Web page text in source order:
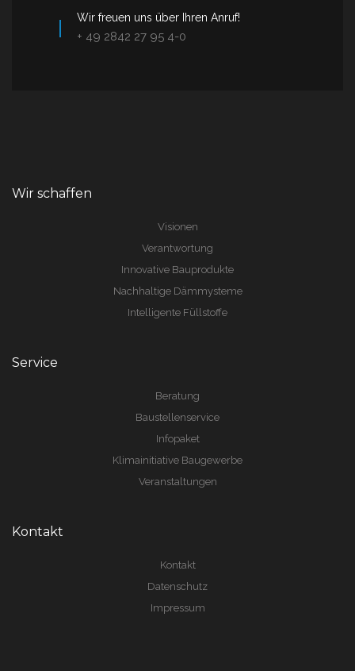
Wir freuen uns über Ihren Anruf!
+ 49 2842 27 95 4-0
Wir schaffen
Visionen
Verantwortung
Innovative Bauprodukte
Nachhaltige Dämmysteme
Intelligente Füllstoffe
Service
Beratung
Baustellenservice
Infopaket
Klimainitiative Baugewerbe
Veranstaltungen
Kontakt
Kontakt
Datenschutz
Impressum